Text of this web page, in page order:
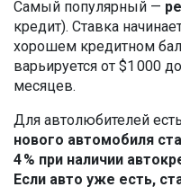
Самый популярный —
кредит). Ставка
хорошем кредитном
варьируется от $1 000
месяцев.
Для автолюбителей есть
нового автомобиля
4 % при наличии
Если авто уже есть,